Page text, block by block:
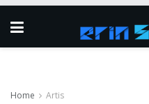
Home Artis